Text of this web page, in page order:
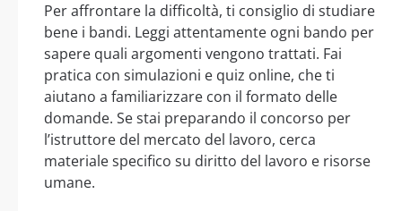
Per affrontare la difficoltà, ti consiglio di studiare
bene i bandi. Leggi attentamente ogni bando per
sapere quali argomenti vengono trattati. Fai
pratica con simulazioni e quiz online, che ti
aiutano a familiarizzare con il formato delle
domande. Se stai preparando il concorso per
l’istruttore del mercato del lavoro, cerca
materiale specifico su diritto del lavoro e risorse
umane.